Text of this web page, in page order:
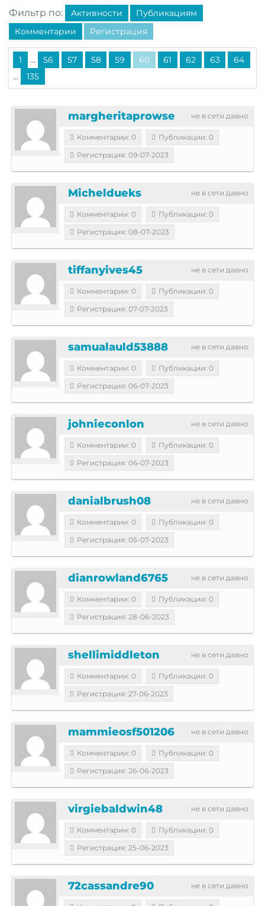
Фильтр по: Активности
Публикациям
Комментарии
Регистрация
1 ... 56 57 58 59 60 61 62 63 64
... 135
не в сети давно
margheritaprowse
Комментарии: 0
Публикации: 0
Регистрация: 09-07-2023
не в сети давно
Micheldueks
Комментарии: 0
Публикации: 0
Регистрация: 08-07-2023
не в сети давно
tiffanyives45
Комментарии: 0
Публикации: 0
Регистрация: 07-07-2023
не в сети давно
samualauld53888
Комментарии: 0
Публикации: 0
Регистрация: 06-07-2023
не в сети давно
johnieconlon
Комментарии: 0
Публикации: 0
Регистрация: 06-07-2023
не в сети давно
danialbrush08
Комментарии: 0
Публикации: 0
Регистрация: 05-07-2023
не в сети давно
dianrowland6765
Комментарии: 0
Публикации: 0
Регистрация: 28-06-2023
не в сети давно
shellimiddleton
Комментарии: 0
Публикации: 0
Регистрация: 27-06-2023
не в сети давно
mammieosf501206
Комментарии: 0
Публикации: 0
Регистрация: 26-06-2023
не в сети давно
virgiebaldwin48
Комментарии: 0
Публикации: 0
Регистрация: 25-06-2023
не в сети давно
72cassandre90